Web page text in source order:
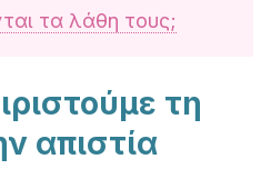
τα λάθη τους;
τη
απιστία